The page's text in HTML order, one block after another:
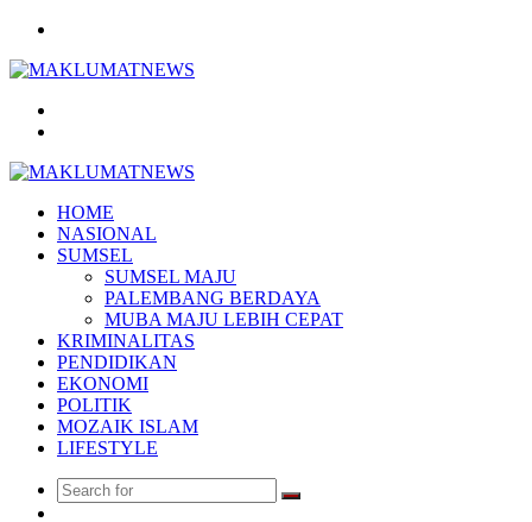
HOME
NASIONAL
SUMSEL
SUMSEL MAJU
PALEMBANG BERDAYA
MUBA MAJU LEBIH CEPAT
KRIMINALITAS
PENDIDIKAN
EKONOMI
POLITIK
MOZAIK ISLAM
LIFESTYLE
Search